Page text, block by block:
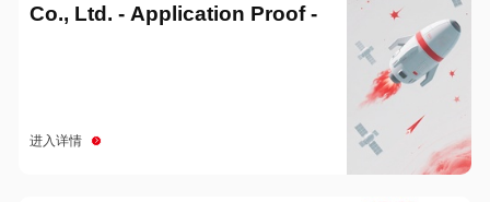
Co., Ltd. - Application Proof -
进入详情